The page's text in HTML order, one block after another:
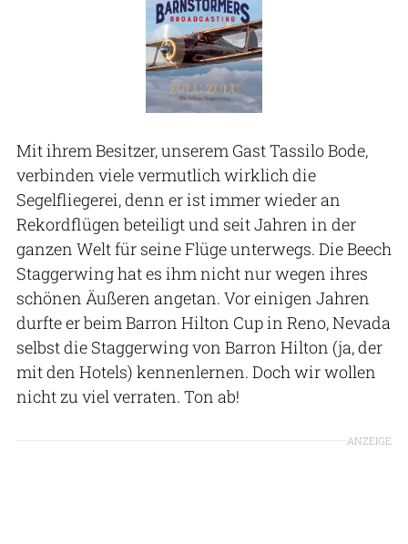
Mit ihrem Besitzer, unserem Gast Tassilo Bode,
verbinden viele vermutlich wirklich die
Segelfliegerei, denn er ist immer wieder an
Rekordflügen beteiligt und seit Jahren in der
ganzen Welt für seine Flüge unterwegs. Die Beech
Staggerwing hat es ihm nicht nur wegen ihres
schönen Äußeren angetan. Vor einigen Jahren
durfte er beim Barron Hilton Cup in Reno, Nevada
selbst die Staggerwing von Barron Hilton (ja, der
mit den Hotels) kennenlernen. Doch wir wollen
nicht zu viel verraten. Ton ab!
ANZEIGE